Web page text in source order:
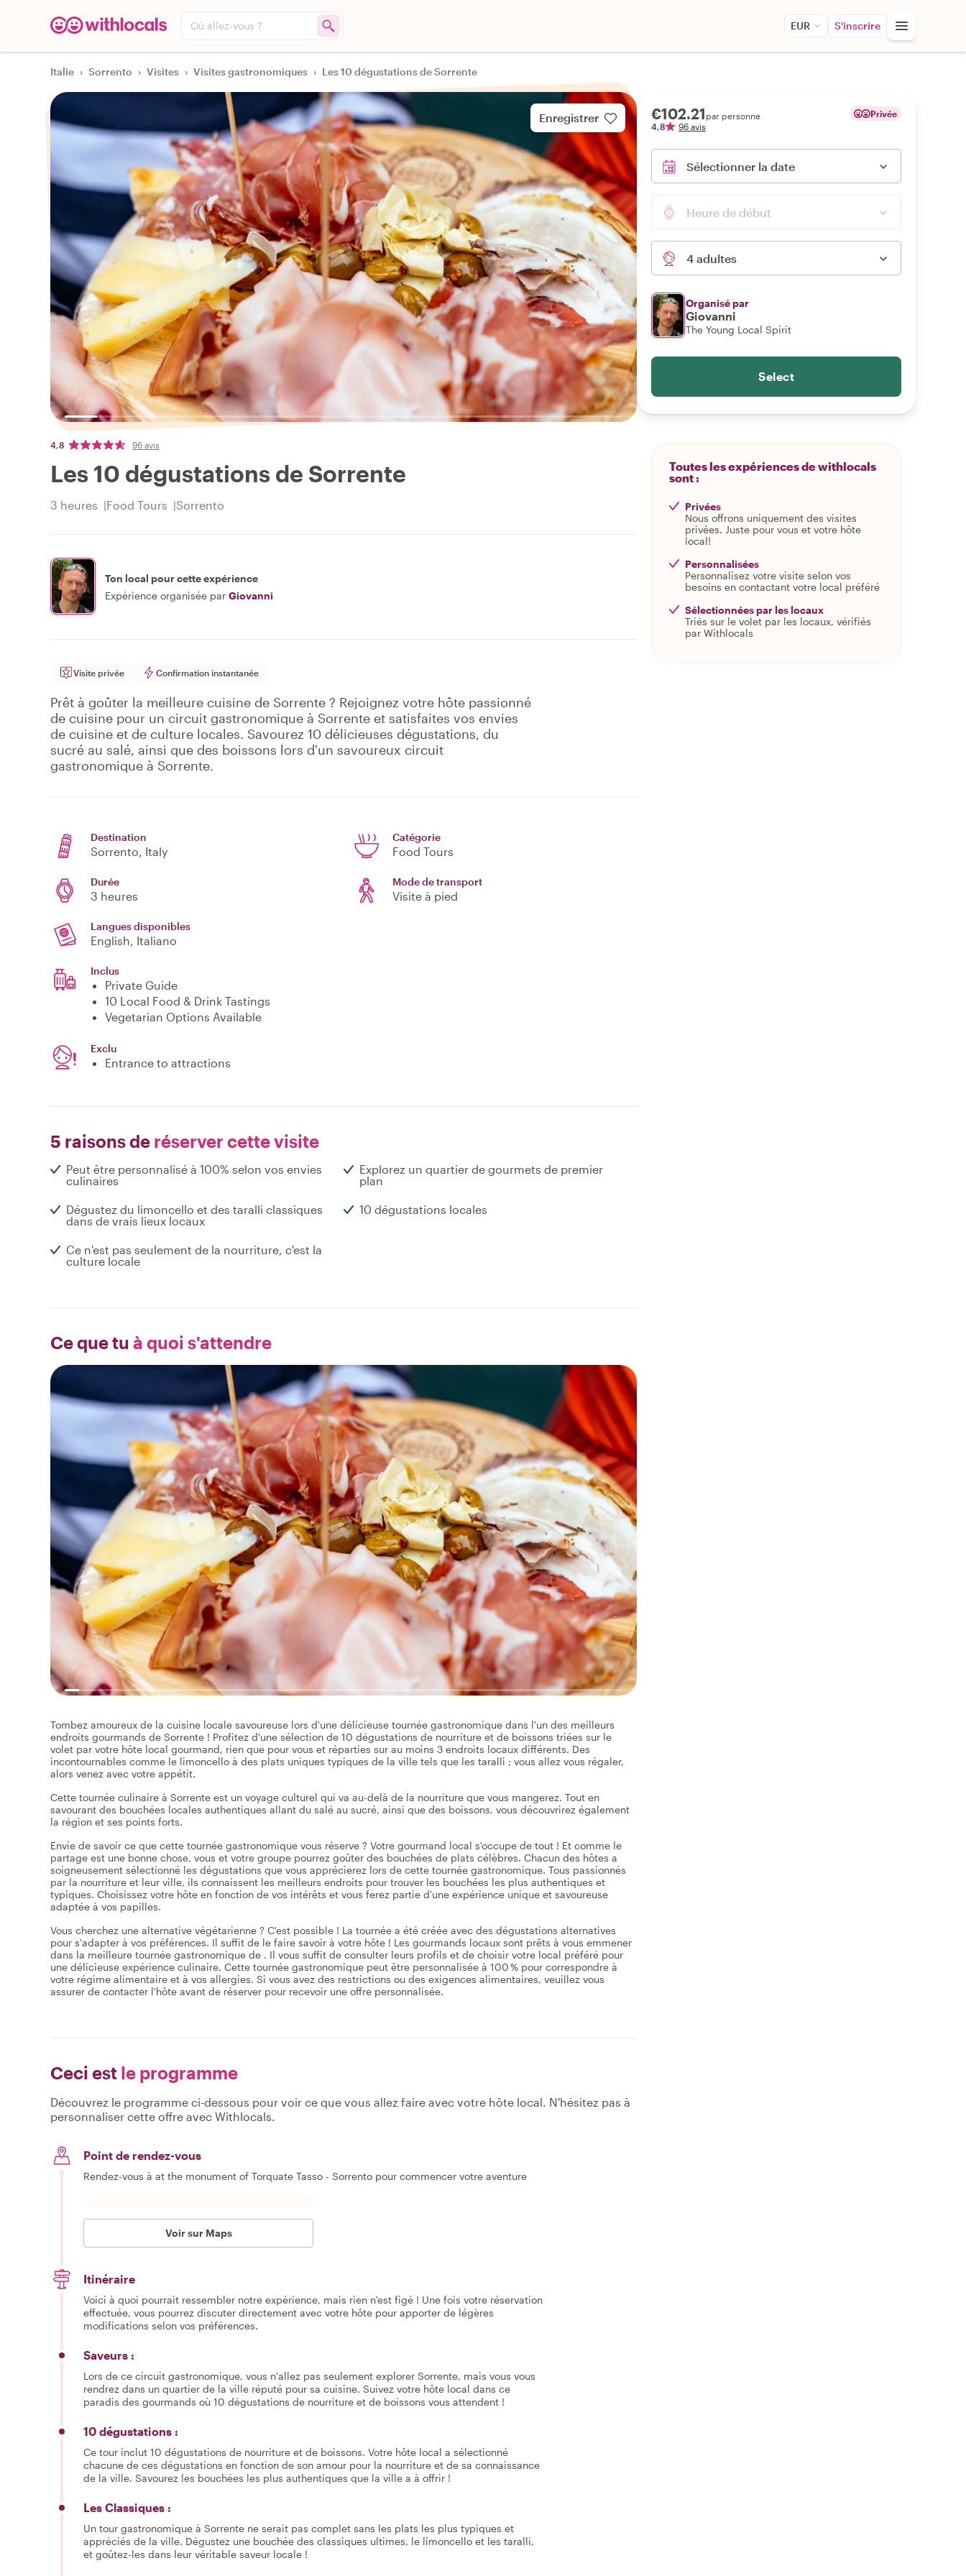
Où allez-vous ? EUR S'inscrire
Italie › Sorrento › Visites › Visites gastronomiques › Les 10 dégustations de Sorrente
Enregistrer
4,8 96 avis
Les 10 dégustations de Sorrente
3 heures Food Tours Sorrento
Ton local pour cette expérience
Expérience organisée par Giovanni
Visite privée Confirmation instantanée
Prêt à goûter la meilleure cuisine de Sorrente ? Rejoignez votre hôte passionné
de cuisine pour un circuit gastronomique à Sorrente et satisfaites vos envies
de cuisine et de culture locales. Savourez 10 délicieuses dégustations, du
sucré au salé, ainsi que des boissons lors d'un savoureux circuit
gastronomique à Sorrente.
Destination
Sorrento, Italy
Catégorie
Food Tours
Durée
3 heures
Mode de transport
Visite à pied
Langues disponibles
English, Italiano
Inclus
Private Guide
10 Local Food & Drink Tastings
Vegetarian Options Available
Exclu
Entrance to attractions
5 raisons de réserver cette visite
Peut être personnalisé à 100% selon vos envies
culinaires
Explorez un quartier de gourmets de premier
plan
Dégustez du limoncello et des taralli classiques
dans de vrais lieux locaux
10 dégustations locales
Ce n'est pas seulement de la nourriture, c'est la
culture locale
Ce que tu à quoi s'attendre
Tombez amoureux de la cuisine locale savoureuse lors d'une délicieuse tournée gastronomique dans l'un des meilleurs
endroits gourmands de Sorrente ! Profitez d'une sélection de 10 dégustations de nourriture et de boissons triées sur le
volet par votre hôte local gourmand, rien que pour vous et réparties sur au moins 3 endroits locaux différents. Des
incontournables comme le limoncello à des plats uniques typiques de la ville tels que les taralli ; vous allez vous régaler,
alors venez avec votre appétit.
Cette tournée culinaire à Sorrente est un voyage culturel qui va au-delà de la nourriture que vous mangerez. Tout en
savourant des bouchées locales authentiques allant du salé au sucré, ainsi que des boissons, vous découvrirez également
la région et ses points forts.
Envie de savoir ce que cette tournée gastronomique vous réserve ? Votre gourmand local s'occupe de tout ! Et comme le
partage est une bonne chose, vous et votre groupe pourrez goûter des bouchées de plats célèbres. Chacun des hôtes a
soigneusement sélectionné les dégustations que vous apprécierez lors de cette tournée gastronomique. Tous passionnés
par la nourriture et leur ville, ils connaissent les meilleurs endroits pour trouver les bouchées les plus authentiques et
typiques. Choisissez votre hôte en fonction de vos intérêts et vous ferez partie d'une expérience unique et savoureuse
adaptée à vos papilles.
Vous cherchez une alternative végétarienne ? C'est possible ! La tournée a été créée avec des dégustations alternatives
pour s'adapter à vos préférences. Il suffit de le faire savoir à votre hôte ! Les gourmands locaux sont prêts à vous emmener
dans la meilleure tournée gastronomique de . Il vous suffit de consulter leurs profils et de choisir votre local préféré pour
une délicieuse expérience culinaire. Cette tournée gastronomique peut être personnalisée à 100 % pour correspondre à
votre régime alimentaire et à vos allergies. Si vous avez des restrictions ou des exigences alimentaires, veuillez vous
assurer de contacter l'hôte avant de réserver pour recevoir une offre personnalisée.
Ceci est le programme
Découvrez le programme ci-dessous pour voir ce que vous allez faire avec votre hôte local. N'hésitez pas à
personnaliser cette offre avec Withlocals.
Point de rendez-vous
Rendez-vous à at the monument of Torquate Tasso - Sorrento pour commencer votre aventure
Voir sur Maps
Itinéraire
Voici à quoi pourrait ressembler notre expérience, mais rien n'est figé ! Une fois votre réservation
effectuée, vous pourrez discuter directement avec votre hôte pour apporter de légères
modifications selon vos préférences.
Saveurs :
Lors de ce circuit gastronomique, vous n'allez pas seulement explorer Sorrente, mais vous vous
rendrez dans un quartier de la ville réputé pour sa cuisine. Suivez votre hôte local dans ce
paradis des gourmands où 10 dégustations de nourriture et de boissons vous attendent !
10 dégustations :
Ce tour inclut 10 dégustations de nourriture et de boissons. Votre hôte local a sélectionné
chacune de ces dégustations en fonction de son amour pour la nourriture et de sa connaissance
de la ville. Savourez les bouchées les plus authentiques que la ville a à offrir !
Les Classiques :
Un tour gastronomique à Sorrente ne serait pas complet sans les plats les plus typiques et
appréciés de la ville. Dégustez une bouchée des classiques ultimes, le limoncello et les taralli,
et goûtez-les dans leur véritable saveur locale !
€102.21 par personne
4,8
96 avis
Privée
Sélectionner la date
Heure de début
4 adultes
Organisé par
Giovanni
The Young Local Spirit
Select
Toutes les expériences de withlocals
sont :
Privées
Nous offrons uniquement des visites
privées. Juste pour vous et votre hôte
local!
Personnalisées
Personnalisez votre visite selon vos
besoins en contactant votre local préféré
Sélectionnées par les locaux
Triés sur le volet par les locaux, vérifiés
par Withlocals